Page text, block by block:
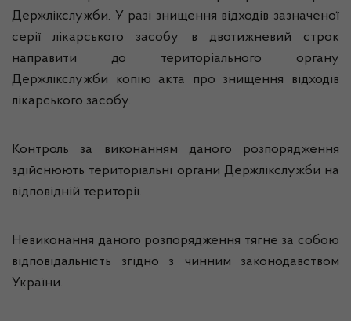
Держлікслужби. У разі знищення відходів зазначеної
серії лікарського засобу в двотижневий строк
направити до територіального органу
Держлікслужби копію акта про знищення відходів
лікарського засобу.
Контроль за виконанням даного розпорядження
здійснюють територіальні органи Держлікслужби на
відповідній території.
Невиконання даного розпорядження тягне за собою
відповідальність згідно з чинним законодавством
України.